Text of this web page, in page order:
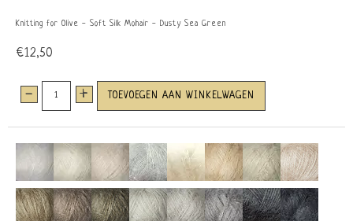
Knitting for Olive - Soft Silk Mohair - Dusty Sea Green
€12,50
- + TOEVOEGEN AAN WINKELWAGEN